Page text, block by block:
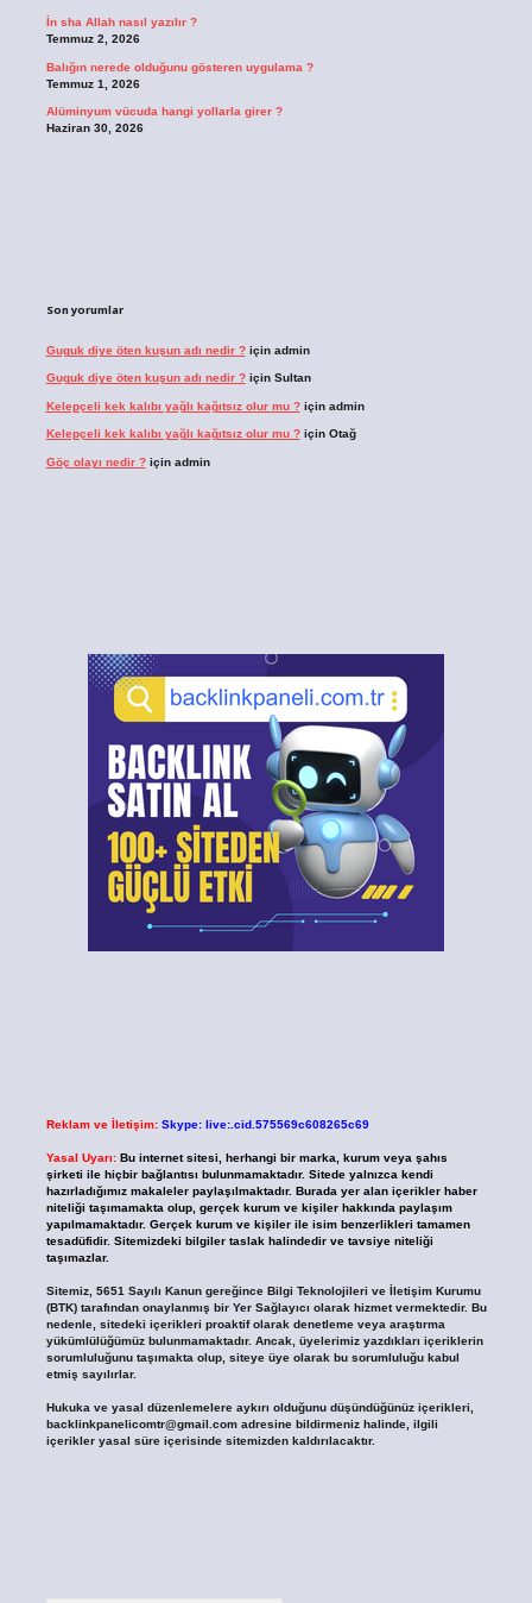
İn sha Allah nasıl yazılır ?
Temmuz 2, 2026
Balığın nerede olduğunu gösteren uygulama ?
Temmuz 1, 2026
Alüminyum vücuda hangi yollarla girer ?
Haziran 30, 2026
Son yorumlar
Guguk diye öten kuşun adı nedir ?için admin
Guguk diye öten kuşun adı nedir ?için Sultan
Kelepçeli kek kalıbı yağlı kağıtsız olur mu ?için admin
Kelepçeli kek kalıbı yağlı kağıtsız olur mu ?için Otağ
Göç olayı nedir ?için admin
Reklam ve İletişim: Skype: live:.cid.575569c608265c69
Yasal Uyarı: Bu internet sitesi, herhangi bir marka, kurum veya şahıs
şirketi ile hiçbir bağlantısı bulunmamaktadır. Sitede yalnızca kendi
hazırladığımız makaleler paylaşılmaktadır. Burada yer alan içerikler haber
niteliği taşımamakta olup, gerçek kurum ve kişiler hakkında paylaşım
yapılmamaktadır. Gerçek kurum ve kişiler ile isim benzerlikleri tamamen
tesadüfidir. Sitemizdeki bilgiler taslak halindedir ve tavsiye niteliği
taşımazlar.
Sitemiz, 5651 Sayılı Kanun gereğince Bilgi Teknolojileri ve İletişim Kurumu
(BTK) tarafından onaylanmış bir Yer Sağlayıcı olarak hizmet vermektedir. Bu
nedenle, sitedeki içerikleri proaktif olarak denetleme veya araştırma
yükümlülüğümüz bulunmamaktadır. Ancak, üyelerimiz yazdıkları içeriklerin
sorumluluğunu taşımakta olup, siteye üye olarak bu sorumluluğu kabul
etmiş sayılırlar.
Hukuka ve yasal düzenlemelere aykırı olduğunu düşündüğünüz içerikleri,
backlinkpanelicomtr@gmail.comadresine bildirmeniz halinde, ilgili
içerikler yasal süre içerisinde sitemizden kaldırılacaktır.